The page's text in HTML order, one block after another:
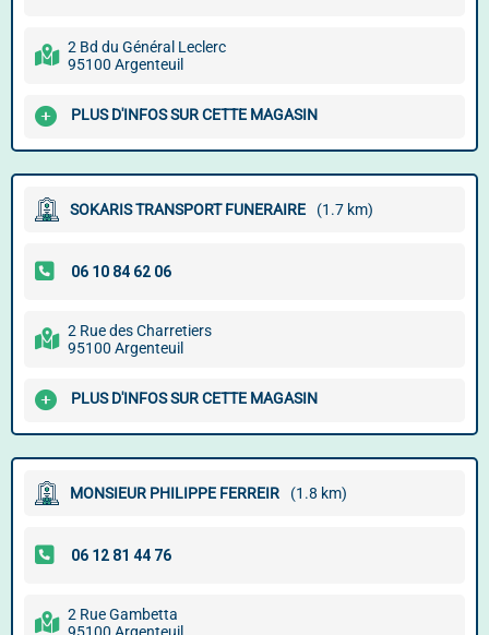
2 Bd du Général Leclerc
95100 Argenteuil
PLUS D'INFOS SUR CETTE MAGASIN
SOKARIS TRANSPORT FUNERAIRE (1.7 km)
2 Rue des Charretiers
95100 Argenteuil
PLUS D'INFOS SUR CETTE MAGASIN
MONSIEUR PHILIPPE FERREIR (1.8 km)
2 Rue Gambetta